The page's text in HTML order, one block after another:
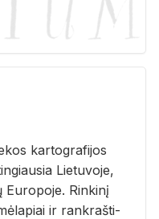
kar­to­gra­fi­jos
Lie­tu­vo­je,
Eu­ro­po­je. Rin­ki­nį
ir rank­raš­ti­